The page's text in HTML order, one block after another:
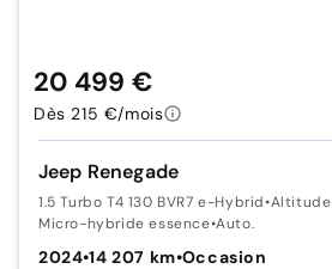
Jeep Renegade
1.5 Turbo T4 130 BVR7 e-Hybrid•Altitude
Micro-hybride essence•Auto.
2024•14 207 km•Occasion
20 499 €
Dès 215 €/mois